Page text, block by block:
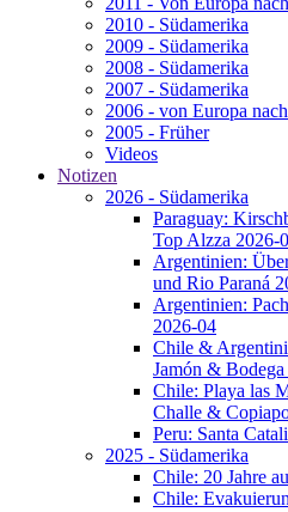
2010 - Südamerika
2009 - Südamerika
2008 - Südamerika
2007 - Südamerika
2006 - von Europa
2005 - Früher
Videos
Notizen
2026 - Südamerika
Paraguay:
Top Alzza 2026-
Argentinien:
und Rio Paraná
Argentinien:
2026-04
Chile &
Jamón &
Chile: Playa las
Challe &
Peru: Santa
2025 - Südamerika
Chile: 20 Jahre
Chile: